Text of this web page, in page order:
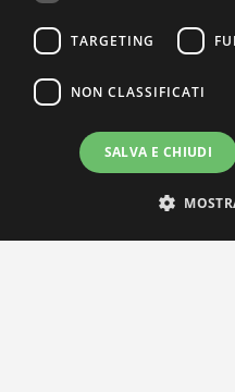
TARGETING
NON CLASSIFICATI
SALVA E CHIUDI